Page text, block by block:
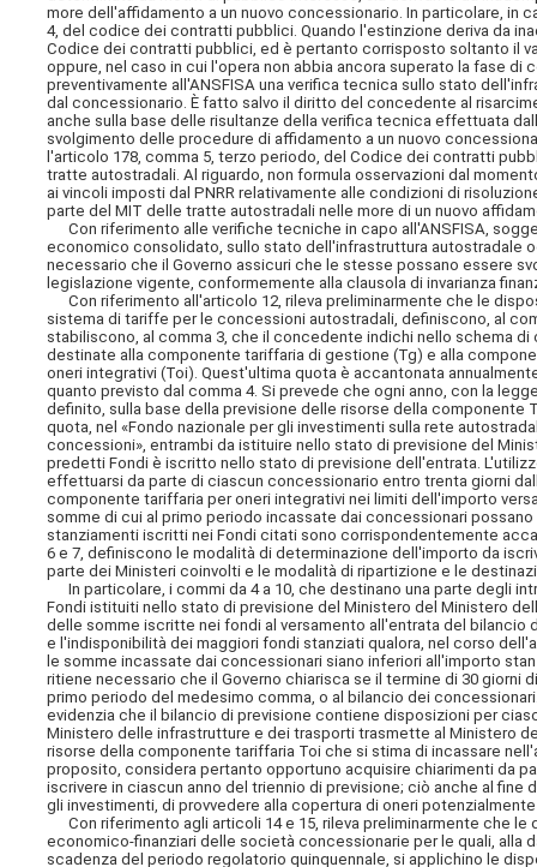
more dell'affidamento a un nuovo concessionario. In particolare, in
4, del codice dei contratti pubblici. Quando l'estinzione deriva da
Codice dei contratti pubblici, ed è pertanto corrisposto soltanto il
oppure, nel caso in cui l'opera non abbia ancora superato la fase
preventivamente all'ANSFISA una verifica tecnica sullo stato
dal concessionario. È fatto salvo il diritto del concedente al
anche sulla base delle risultanze della verifica tecnica effettuata
svolgimento delle procedure di affidamento a un nuovo
l'articolo 178, comma 5, terzo periodo, del Codice dei contratti
tratte autostradali. Al riguardo, non formula osservazioni dal
ai vincoli imposti dal PNRR relativamente alle condizioni di
parte del MIT delle tratte autostradali nelle more di un nuovo
Con riferimento alle verifiche tecniche in capo all'ANSFISA,
economico consolidato, sullo stato dell'infrastruttura autostradale
necessario che il Governo assicuri che le stesse possano essere
legislazione vigente, conformemente alla clausola di invarianza
Con riferimento all'articolo 12, rileva preliminarmente che le
sistema di tariffe per le concessioni autostradali, definiscono, al
stabiliscono, al comma 3, che il concedente indichi nello schema
destinate alla componente tariffaria di gestione (Tg) e alla
oneri integrativi (Toi). Quest'ultima quota è accantonata
quanto previsto dal comma 4. Si prevede che ogni anno, con la
definito, sulla base della previsione delle risorse della componente
quota, nel «Fondo nazionale per gli investimenti sulla rete
concessioni», entrambi da istituire nello stato di previsione del
predetti Fondi è iscritto nello stato di previsione dell'entrata.
effettuarsi da parte di ciascun concessionario entro trenta giorni
componente tariffaria per oneri integrativi nei limiti dell'importo
somme di cui al primo periodo incassate dai concessionari
stanziamenti iscritti nei Fondi citati sono corrispondentemente
6 e 7, definiscono le modalità di determinazione dell'importo da
parte dei Ministeri coinvolti e le modalità di ripartizione e le
In particolare, i commi da 4 a 10, che destinano una parte degli
Fondi istituiti nello stato di previsione del Ministero del Ministero
delle somme iscritte nei fondi al versamento all'entrata del
e l'indisponibilità dei maggiori fondi stanziati qualora, nel corso
le somme incassate dai concessionari siano inferiori all'importo
ritiene necessario che il Governo chiarisca se il termine di 30
primo periodo del medesimo comma, o al bilancio dei
evidenzia che il bilancio di previsione contiene disposizioni per
Ministero delle infrastrutture e dei trasporti trasmette al Ministero
risorse della componente tariffaria Toi che si stima di incassare
proposito, considera pertanto opportuno acquisire chiarimenti da
iscrivere in ciascun anno del triennio di previsione; ciò anche al
gli investimenti, di provvedere alla copertura di oneri
Con riferimento agli articoli 14 e 15, rileva preliminarmente che
economico-finanziari delle società concessionarie per le quali, alla
scadenza del periodo regolatorio quinquennale, si applichino le